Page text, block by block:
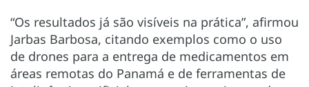
“Os resultados já são visíveis na prática”, afirmou
Jarbas Barbosa, citando exemplos como o uso
de drones para a entrega de medicamentos em
áreas remotas do Panamá e de ferramentas de